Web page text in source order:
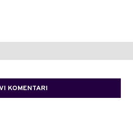
KOMENTARI